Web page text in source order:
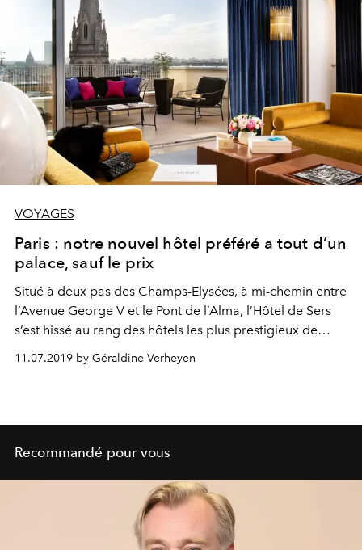
VOYAGES
Paris : notre nouvel hôtel préféré a tout d’un
palace, sauf le prix
Situé à deux pas des Champs-Elysées, à mi-chemin entre
l’Avenue George V et le Pont de l’Alma, l’Hôtel de Sers
s’est hissé au rang des hôtels les plus prestigieux de
chambres spacieuses et ultra équipées… L’endroit à tout
11.07.2019 by Géraldine Verheyen
Recommandé pour vous